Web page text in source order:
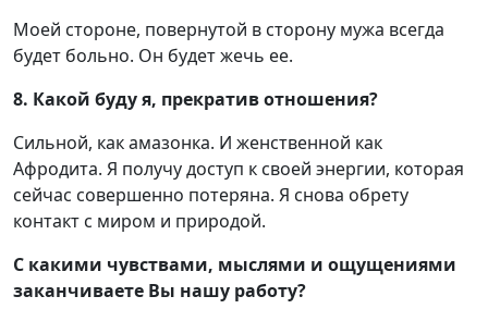
Моей стороне, повернутой в сторону мужа всегда
будет больно. Он будет жечь ее.
8. Какой буду я, прекратив отношения?
Сильной, как амазонка. И женственной как
Афродита. Я получу доступ к своей энергии, которая
сейчас совершенно потеряна. Я снова обрету
контакт с миром и природой.
С какими чувствами, мыслями и ощущениями
заканчиваете Вы нашу работу?